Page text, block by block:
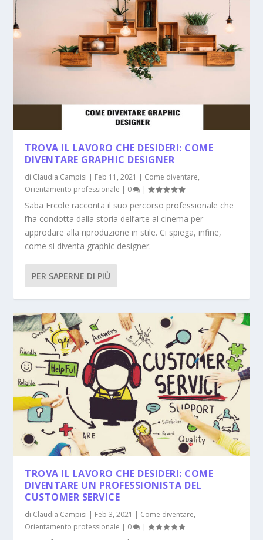
TROVA IL LAVORO CHE DESIDERI: COME
DIVENTARE GRAPHIC DESIGNER
di Claudia Campisi | Feb 11, 2021 | Come diventare,
Orientamento professionale | 0 |
Saba Ercole racconta il suo percorso professionale che
l’ha condotta dalla storia dell’arte al cinema per
approdare alla riproduzione in stile. Ci spiega, infine,
come si diventa graphic designer.
PER SAPERNE DI PIÙ
TROVA IL LAVORO CHE DESIDERI: COME
DIVENTARE UN PROFESSIONISTA DEL
CUSTOMER SERVICE
di Claudia Campisi | Feb 3, 2021 | Come diventare,
Orientamento professionale | 0 |